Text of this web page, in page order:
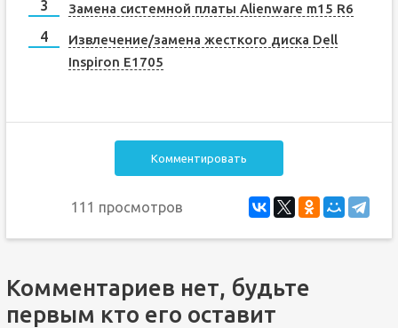
Замена системной платы Alienware m15 R6
Извлечение/замена жесткого диска Dell
Inspiron E1705
Комментировать
111 просмотров
Комментариев нет, будьте
первым кто его оставит